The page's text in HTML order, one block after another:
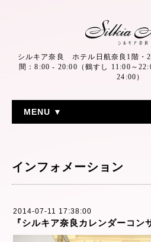
シルキア奈良 ホテル日航奈良1階・
間：8:00 - 20:00（鶴すし 11:00～
24:00）
MENU ▼
インフォメーション
2014-07-11 17:38:00
『シルキア奈良カレンダーコン